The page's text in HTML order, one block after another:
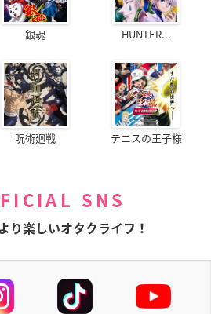
銀魂 HUNTER...
呪術廻戦 テニスの王子様
SNS
り楽しいオタクライフ！